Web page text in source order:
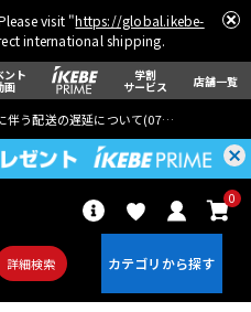
visit "https://global.ikebe-
international shipping.
ント
画
学割
サービス 店舗一覧
伴う配送の遅延について(07月29日
詳細検索
0